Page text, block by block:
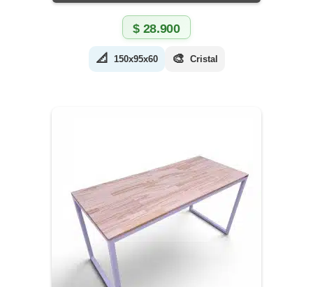
$28.900
📐 150x95x60 🎨 Cristal